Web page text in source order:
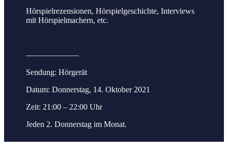
Hörspielrezensionen, Hörspielgeschichte, Interviews
mit Hörspielmachern, etc.
——————–
Sendung: Hörgerät
Datum: Donnerstag, 14. Oktober 2021
Zeit: 21:00 – 22:00 Uhr
Jeden 2. Donnerstag im Monat.